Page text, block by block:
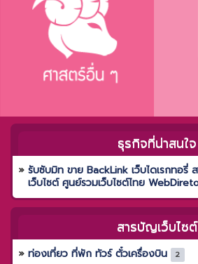
ธุรกิจที่น่าสนใจ
รับซับมิท ขาย BackLink เว็บไดเรกทอรี่
เว็บไซต์ ศูนย์รวมเว็บไซต์ไทย
สารบัญเว็บไซต์
ท่องเที่ยว ที่พัก ทัวร์ ตั๋วเครื่องบิน 2